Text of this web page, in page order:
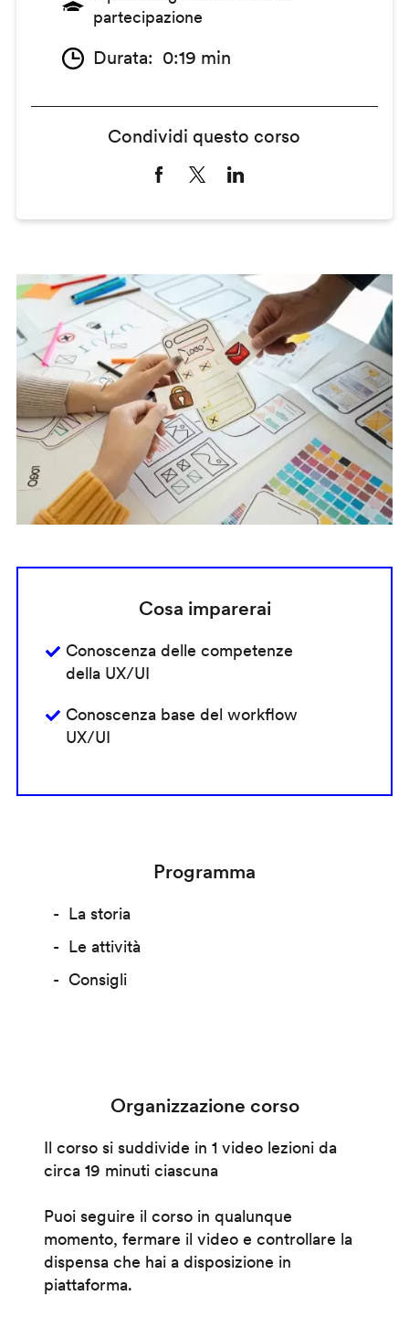
partecipazione
Durata 0:19 min
Condividi questo corso
Cosa imparerai
Conoscenza delle competenze
della UX/UI
Conoscenza base del workflow
UX/UI
Programma
La storia
Le attività
Consigli
Organizzazione corso
Il corso si suddivide in 1 video lezioni da
circa 19 minuti ciascuna
Puoi seguire il corso in qualunque
momento, fermare il video e controllare la
dispensa che hai a disposizione in
piattaforma.